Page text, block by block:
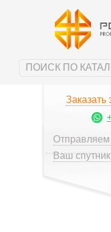
Заказать
Отправляем
Ваш